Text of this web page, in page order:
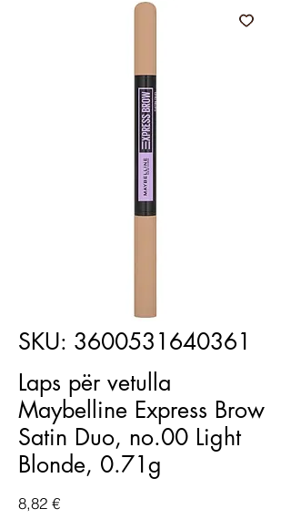
SKU: 3600531640361
Laps për vetulla
Maybelline Express Brow
Satin Duo, no.00 Light
Blonde, 0.71g
8,82 €Price